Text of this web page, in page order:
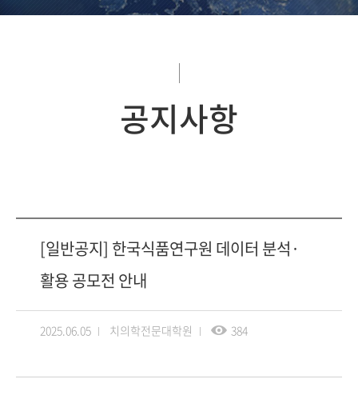
공지사항
[일반공지] 한국식품연구원 데이터 분석·
활용 공모전 안내
2025.06.05 치의학전문대학원 384